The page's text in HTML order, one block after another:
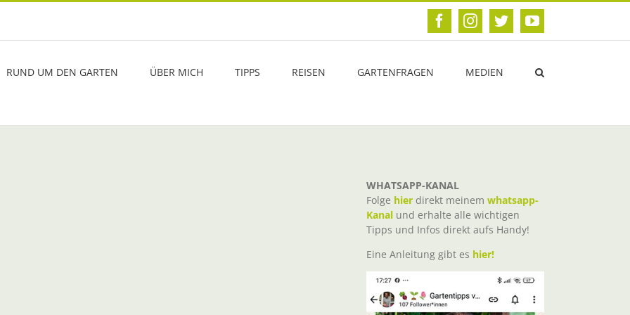
FacebookInstagram
TwitterYouTube
RUND UM DEN GARTEN ÜBER MICH TIPPS REISEN GARTENFRAGEN MEDIEN
WHATSAPP-KANAL
Folge hier direkt meinem whatsapp-
Kanal und erhalte alle wichtigen
Tipps und Infos direkt aufs Handy!
Eine Anleitung gibt es hier!